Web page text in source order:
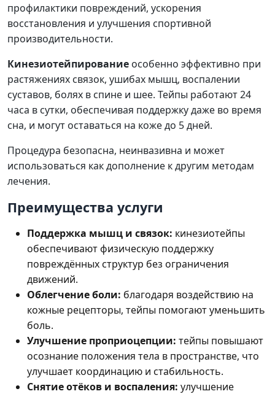
профилактики повреждений, ускорения
восстановления и улучшения спортивной
производительности.
Кинезиотейпирование особенно эффективно при
растяжениях связок, ушибах мышц, воспалении
суставов, болях в спине и шее. Тейпы работают 24
часа в сутки, обеспечивая поддержку даже во время
сна, и могут оставаться на коже до 5 дней.
Процедура безопасна, неинвазивна и может
использоваться как дополнение к другим методам
лечения.
Преимущества услуги
Поддержка мышц и связок: кинезиотейпы
обеспечивают физическую поддержку
повреждённых структур без ограничения
движений.
Облегчение боли: благодаря воздействию на
кожные рецепторы, тейпы помогают уменьшить
боль.
Улучшение проприоцепции: тейпы повышают
осознание положения тела в пространстве, что
улучшает координацию и стабильность.
Снятие отёков и воспаления: улучшение